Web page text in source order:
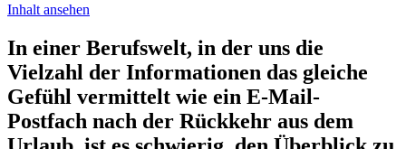
Inhalt ansehen
In einer Berufswelt, in der uns die
Vielzahl der Informationen das gleiche
Gefühl vermittelt wie ein E-Mail-
Postfach nach der Rückkehr aus dem